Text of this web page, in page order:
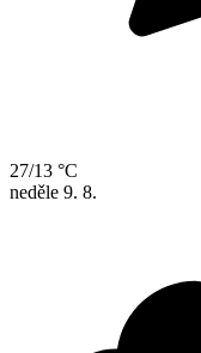
27/13 °C
neděle 9. 8.